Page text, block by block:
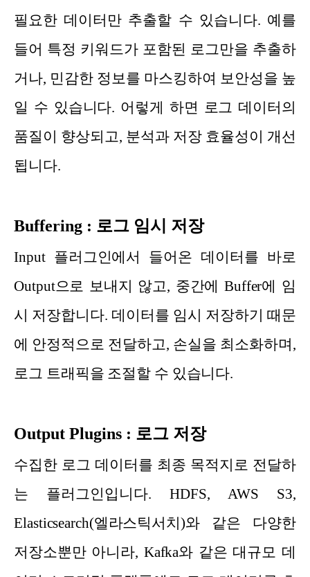
필요한 데이터만 추출할 수 있습니다. 예를
들어 특정 키워드가 포함된 로그만을 추출하
거나, 민감한 정보를 마스킹하여 보안성을 높
일 수 있습니다. 어렇게 하면 로그 데이터의
품질이 향상되고, 분석과 저장 효율성이 개선
됩니다.
Buffering : 로그 임시 저장
Input 플러그인에서 들어온 데이터를 바로
Output으로 보내지 않고, 중간에 Buffer에 임
시 저장합니다. 데이터를 임시 저장하기 때문
에 안정적으로 전달하고, 손실을 최소화하며,
로그 트래픽을 조절할 수 있습니다.
Output Plugins : 로그 저장
수집한 로그 데이터를 최종 목적지로 전달하
는 플러그인입니다. HDFS, AWS S3,
Elasticsearch(엘라스틱서치)와 같은 다양한
저장소뿐만 아니라, Kafka와 같은 대규모 데